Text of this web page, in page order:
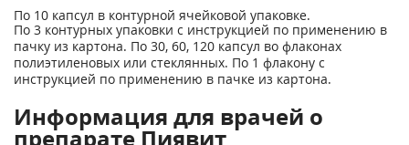
По 10 капсул в контурной ячейковой упаковке.
По 3 контурных упаковки с инструкцией по применению в
пачку из картона. По 30, 60, 120 капсул во флаконах
полиэтиленовых или стеклянных. По 1 флакону с
инструкцией по применению в пачке из картона.
Информация для врачей о
препарате Пиявит